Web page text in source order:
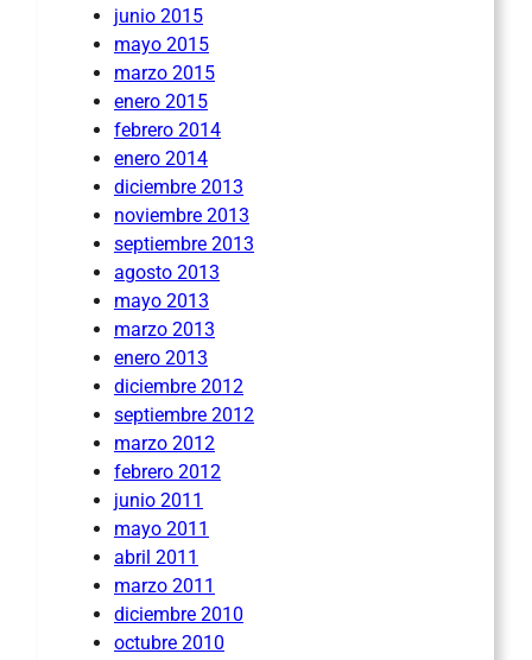
junio 2015
mayo 2015
marzo 2015
enero 2015
febrero 2014
enero 2014
diciembre 2013
noviembre 2013
septiembre 2013
agosto 2013
mayo 2013
marzo 2013
enero 2013
diciembre 2012
septiembre 2012
marzo 2012
febrero 2012
junio 2011
mayo 2011
abril 2011
marzo 2011
diciembre 2010
octubre 2010